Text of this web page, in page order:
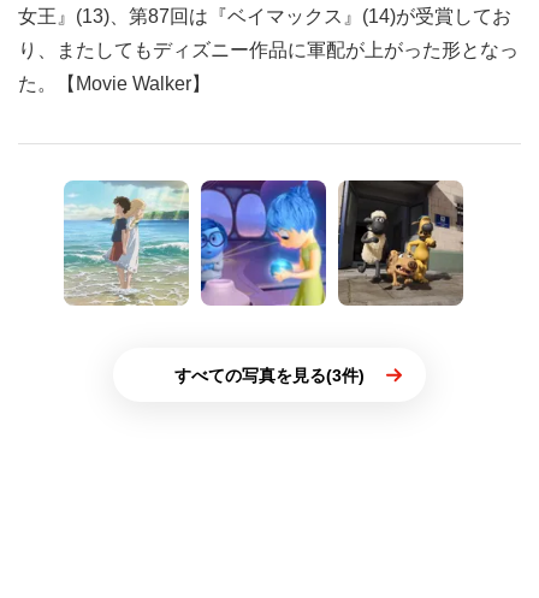
女王』(13)、第87回は『ベイマックス』(14)が受賞してお
り、またしてもディズニー作品に軍配が上がった形となっ
た。【Movie Walker】
すべての写真を見る(3件)